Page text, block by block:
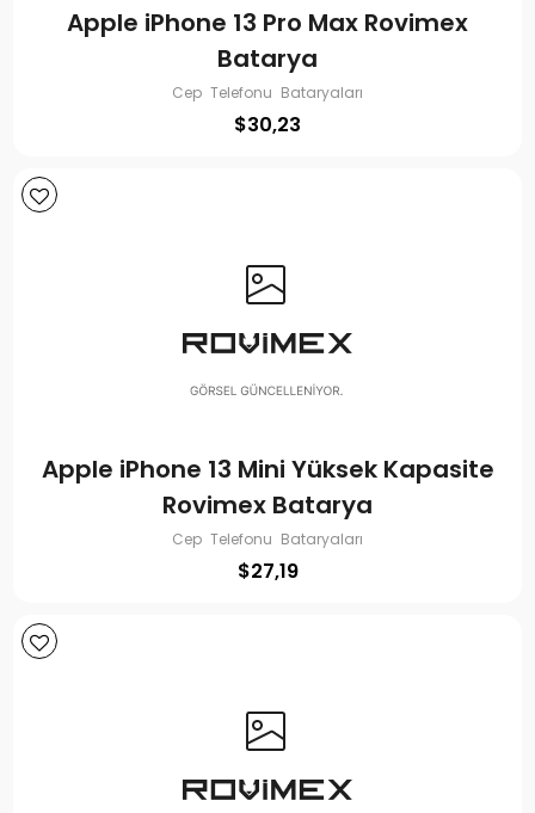
Apple iPhone 13 Pro Max Rovimex
Batarya
Cep Telefonu Bataryaları
$30,23
Apple iPhone 13 Mini Yüksek Kapasite
Rovimex Batarya
Cep Telefonu Bataryaları
$27,19